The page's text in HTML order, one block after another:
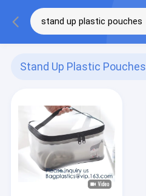
Stand Up Plastic Pouches